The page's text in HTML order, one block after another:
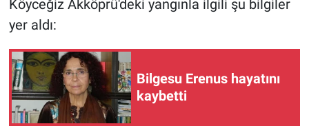
Köyceğiz Akköprü'deki yangınla ilgili şu bilgiler
yer aldı:
Bilgesu Erenus hayatını
kaybetti